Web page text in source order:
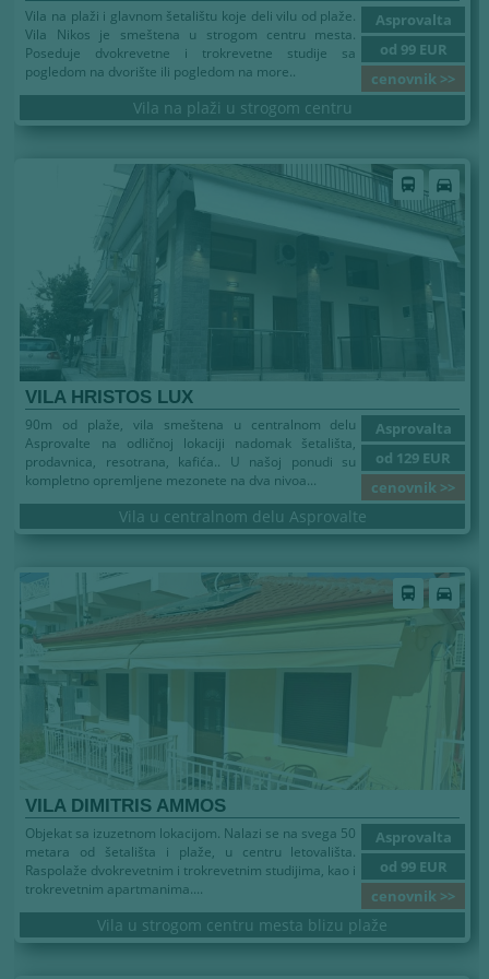
Asprovalta
od 99 EUR
cenovnik >>
Vila na plaži i glavnom šetalištu koje deli vilu od plaže.
Vila Nikos je smeštena u strogom centru mesta.
Poseduje dvokrevetne i trokrevetne studije sa
pogledom na dvorište ili pogledom na more..
Vila na plaži u strogom centru
directions_bus directions_car
VILA HRISTOS LUX
Asprovalta
od 129 EUR
cenovnik >>
90m od plaže, vila smeštena u centralnom delu
Asprovalte na odličnoj lokaciji nadomak šetališta,
prodavnica, resotrana, kafića.. U našoj ponudi su
kompletno opremljene mezonete na dva nivoa...
Vila u centralnom delu Asprovalte
directions_bus directions_car
VILA DIMITRIS AMMOS
Asprovalta
od 99 EUR
cenovnik >>
Objekat sa izuzetnom lokacijom. Nalazi se na svega 50
metara od šetališta i plaže, u centru letovališta.
Raspolaže dvokrevetnim i trokrevetnim studijima, kao i
trokrevetnim apartmanima....
Vila u strogom centru mesta blizu plaže